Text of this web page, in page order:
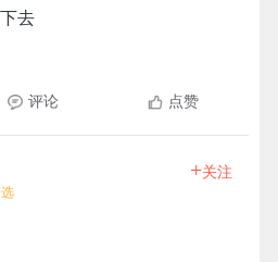
去
评论 点赞
+关注